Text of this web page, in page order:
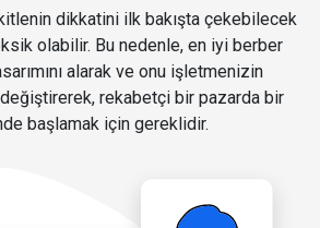
dikkatini ilk bakışta çekebilecek
olabilir. Bu nedenle, en iyi berber
alarak ve onu işletmenizin
rekabetçi bir pazarda bir
başlamak için gereklidir.